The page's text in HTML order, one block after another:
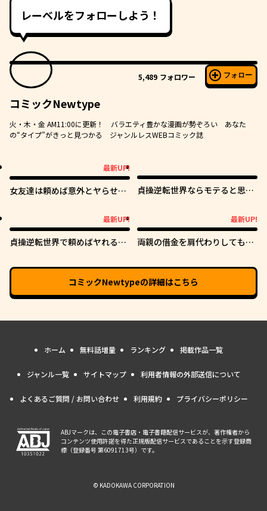
レーベルをフォローしよう！
5,489 フォロワー フォロー
コミックNewtype
火・木・金 AM11:00に更新！ バラエティ豊かな漫画が勢ぞろい あなた
の“タイプ”がきっと見つかる ジャンルレスWEBコミック誌
最新UP!
女友達は頼めば意外とヤらせて
貞操逆転世界ならモテると思っ
最新UP!
貞操逆転世界で頼めばヤれると
最新UP!
両親の借金を肩代わりしてもら
と一緒に暮らすことでした。
コミックNewtypeの詳細はこちら
ホーム 無料話増量 ランキング 掲載作品一覧
ジャンル一覧 サイトマップ 利用者情報の外部送信について
よくあるご質問 / お問い合わせ 利用規約 プライバシーポリシー
ABJマークは、この電子書店・電子書籍配信サービスが、著作権者から
コンテンツ使用許諾を得た正規版配信サービスであることを示す登録商
標（登録番号 第6091713号）です。
© KADOKAWA CORPORATION